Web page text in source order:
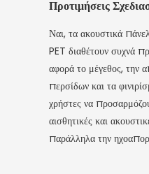
Προτιμήσεις
Ναι, τα ακουστικά
PET διαθέτουν συχνά
αφορά το μέγεθος, την
περσίδων και τα
χρήστες να
αισθητικές και
παράλληλα την